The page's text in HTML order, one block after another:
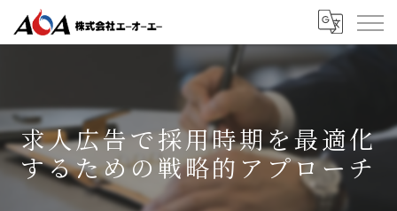
求人広告で採用時期を最適化
するための戦略的アプローチ